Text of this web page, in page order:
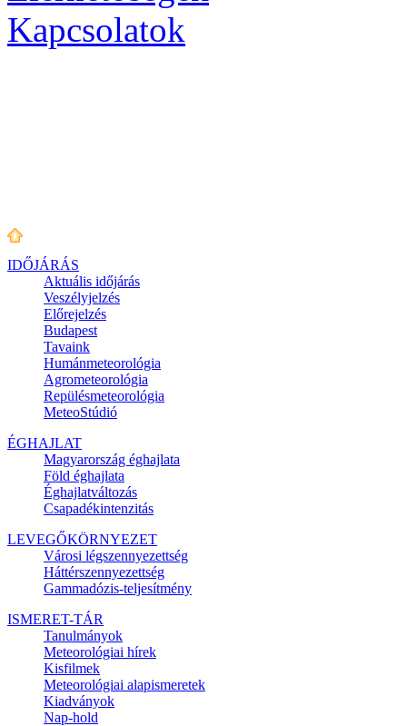
Kapcsolatok
IDŐJÁRÁS
Aktuális időjárás
Veszélyjelzés
Előrejelzés
Budapest
Tavaink
Humánmeteorológia
Agrometeorológia
Repülésmeteorológia
MeteoStúdió
ÉGHAJLAT
Magyarország éghajlata
Föld éghajlata
Éghajlatváltozás
Csapadékintenzitás
LEVEGŐKÖRNYEZET
Városi légszennyezettség
Háttérszennyezettség
Gammadózis-teljesítmény
ISMERET-TÁR
Tanulmányok
Meteorológiai hírek
Kisfilmek
Meteorológiai alapismeretek
Kiadványok
Nap-hold